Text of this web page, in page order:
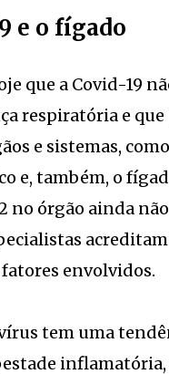
e o fígado
que a Covid-19
respiratória e
e sistemas,
e, também, o
no órgão ainda
envolvidos.
tem uma